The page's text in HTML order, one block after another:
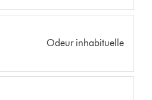
Odeur inhabituelle